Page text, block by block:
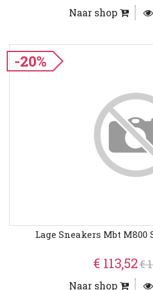
Naar shop
-20%
Lage Sneakers Mbt M800
€ 113,52€
Naar shop